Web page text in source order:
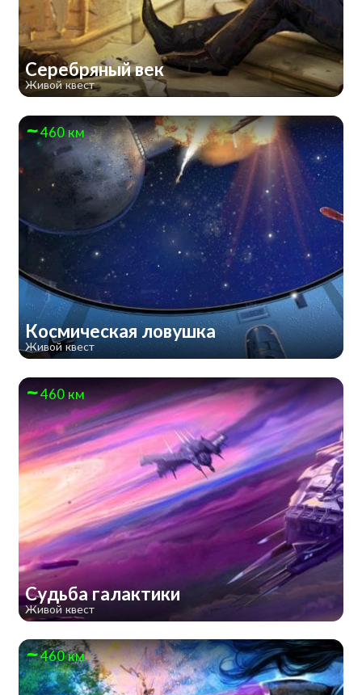
Серебряный век
Живой квест
460 км
Космическая ловушка
Живой квест
460 км
Судьба галактики
Живой квест
460 км